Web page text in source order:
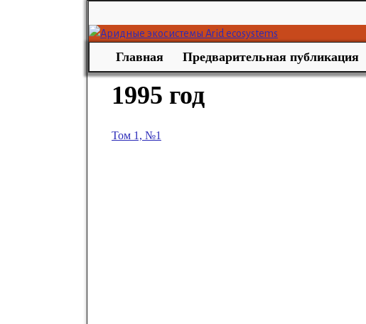
Главная Предварительная публикация
1995 год
Том 1, №1